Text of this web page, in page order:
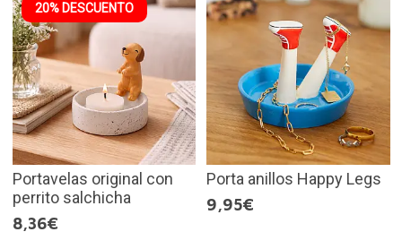
20% DESCUENTO
Portavelas original con
perrito salchicha
8,36€
Porta anillos Happy Legs
9,95€